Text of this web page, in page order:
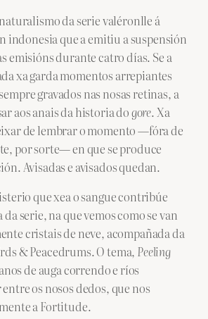
da serie valéronlle á
indonesia que a emitiu a suspensión
emisións durante catro días. Se a
xa garda momentos arrepiantes
gravados nas nosas retinas, a
aos anais da historia dogore. Xa
de lembrar o momento —fóra de
por sorte— en que se produce
Avisadas e avisados quedan.
que xea o sangue contribúe
serie, na que vemos como se van
cristais de neve, acompañada da
& Peacedrums. O tema, Peeling
de auga correndo e ríos
os nosos dedos, que nos
a Fortitude.